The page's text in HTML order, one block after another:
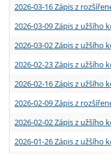
2026-03-16 Zápis z
2026-03-09 Zápis z užšího
2026-03-02 Zápis z užšího
2026-02-23 Zápis z užšího
2026-02-16 Zápis z užšího
2026-02-09 Zápis z
2026-02-02 Zápis z užšího
2026-01-26 Zápis z užšího